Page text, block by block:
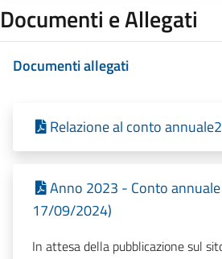
Documenti e Allegati
Documenti allegati
Relazione al conto
Anno 2023 - Conto
17/09/2024)
In attesa della pubblicazione sul